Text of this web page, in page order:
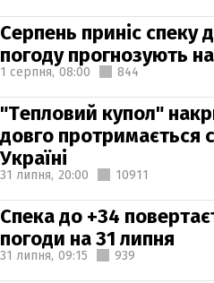
Серпень приніс спеку
погоду прогнозують на
1 серпня, 08:00 844
"Тепловий купол"
довго протримається
Україні
31 липня, 20:00 10911
Спека до +34
погоди на 31 липня
31 липня, 09:15 939